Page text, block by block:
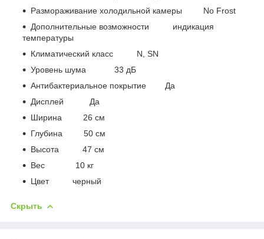
Размораживание холодильной камеры No Frost
Дополнительные возможности индикация
температуры
Климатический класс N, SN
Уровень шума 33 дБ
Антибактериальное покрытие Да
Дисплей Да
Ширина 26 см
Глубина 50 см
Высота 47 см
Вес 10 кг
Цвет черный
Скрыть